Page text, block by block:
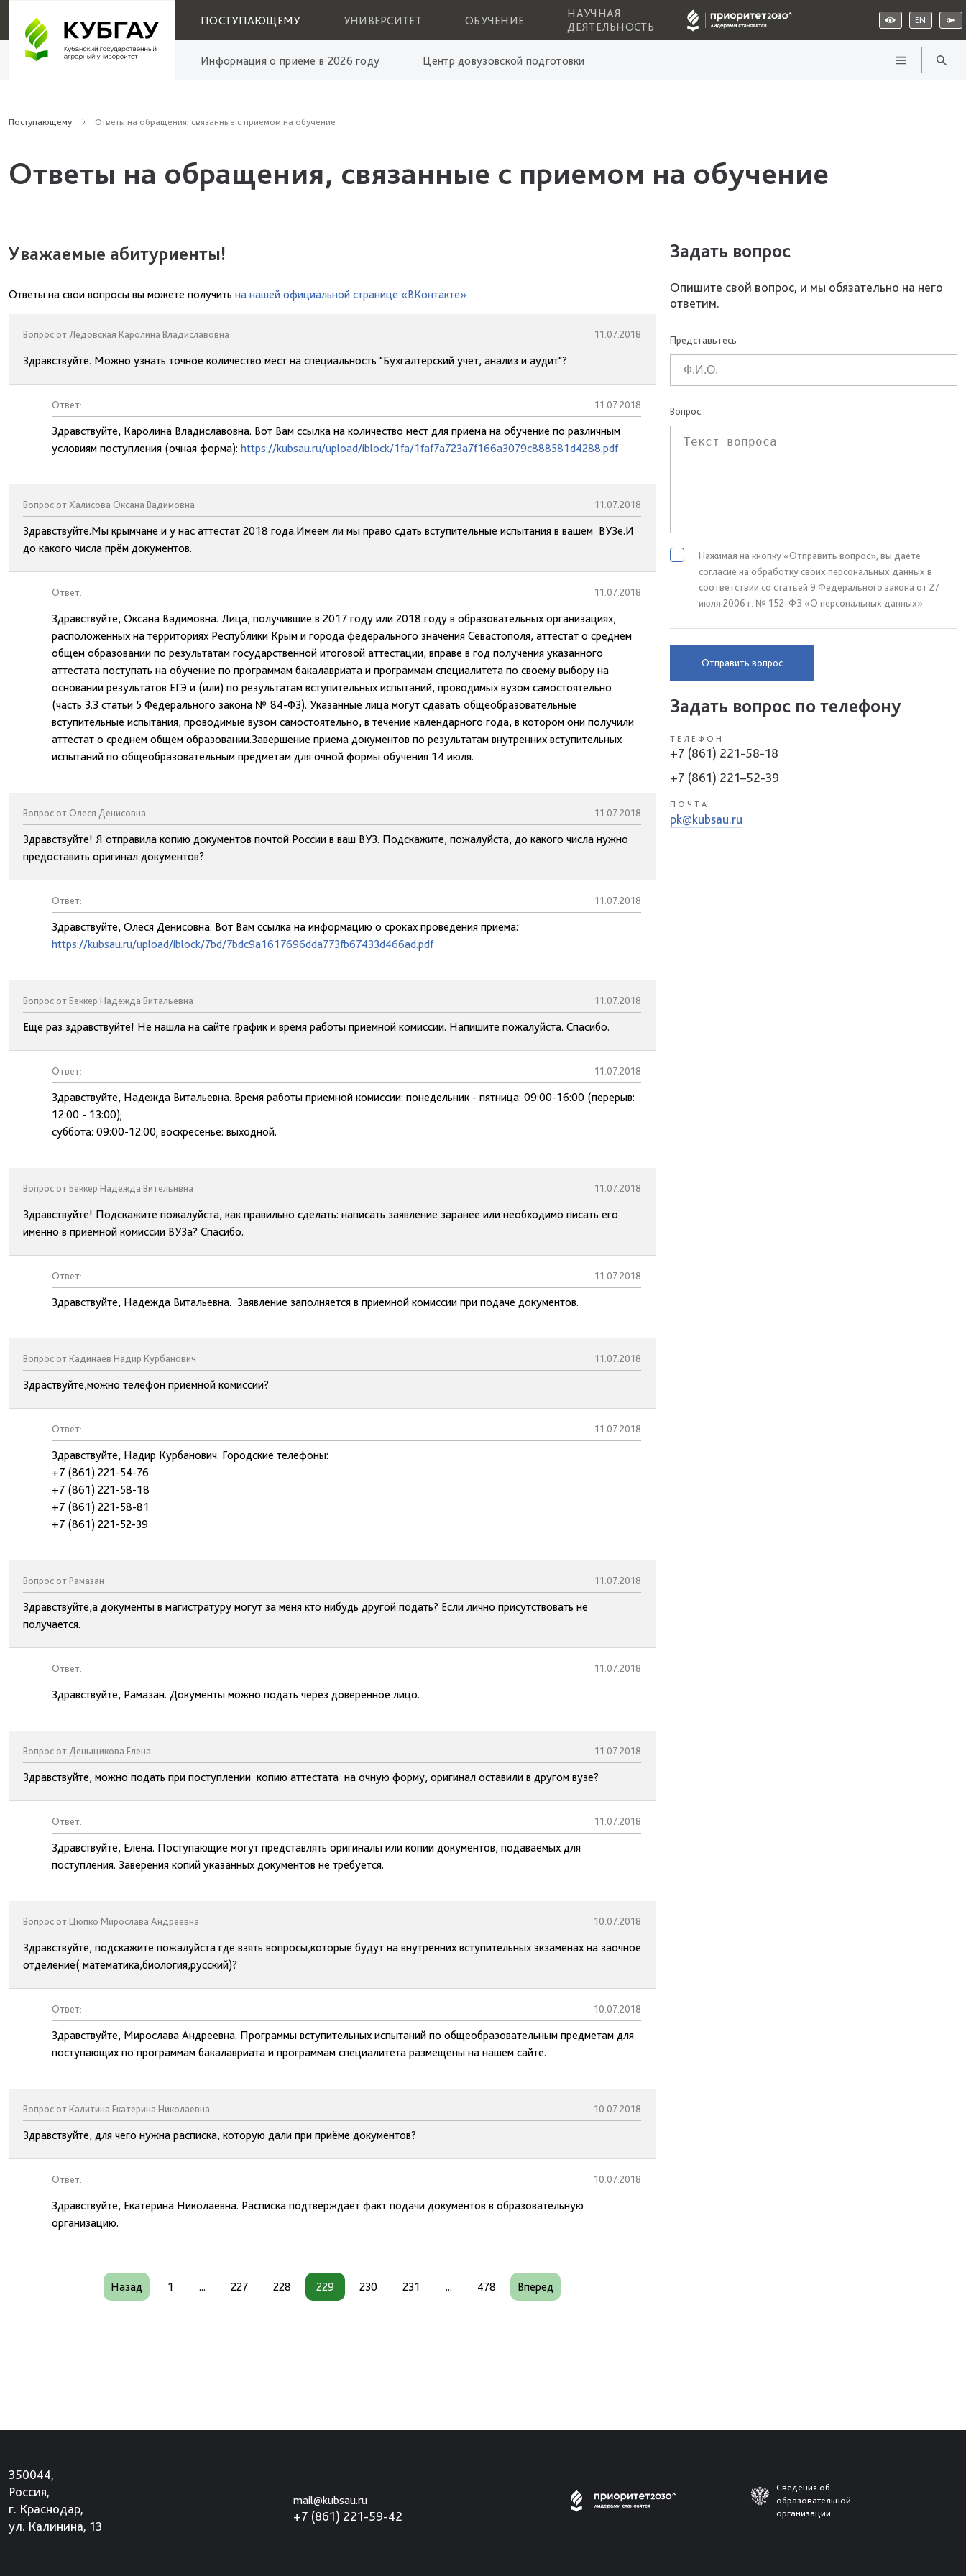
ПОСТУПАЮЩЕМУ УНИВЕРСИТЕТ ОБУЧЕНИЕ
НАУЧНАЯ
ДЕЯТЕЛЬНОСТЬ
EN
Информация о приеме в 2026 году Центр довузовской подготовки
Поступающему Ответы на обращения, связанные с приемом на обучение
Ответы на обращения, связанные с приемом на обучение
Уважаемые абитуриенты!
Ответы на свои вопросы вы можете получить на нашей официальной странице «ВКонтакте»
Вопрос от Ледовская Каролина Владиславовна 11.07.2018
Здравствуйте. Можно узнать точное количество мест на специальность "Бухгалтерский учет, анализ и аудит"?
Ответ: 11.07.2018
Здравствуйте, Каролина Владиславовна. Вот Вам ссылка на количество мест для приема на обучение по различным
условиям поступления (очная форма): https://kubsau.ru/upload/iblock/1fa/1faf7a723a7f166a3079c888581d4288.pdf
Вопрос от Халисова Оксана Вадимовна 11.07.2018
Здравствуйте.Мы крымчане и у нас аттестат 2018 года.Имеем ли мы право сдать вступительные испытания в вашем ВУЗе.И
до какого числа прём документов.
Ответ: 11.07.2018
Здравствуйте, Оксана Вадимовна. Лица, получившие в 2017 году или 2018 году в образовательных организациях,
расположенных на территориях Республики Крым и города федерального значения Севастополя, аттестат о среднем
общем образовании по результатам государственной итоговой аттестации, вправе в год получения указанного
аттестата поступать на обучение по программам бакалавриата и программам специалитета по своему выбору на
основании результатов ЕГЭ и (или) по результатам вступительных испытаний, проводимых вузом самостоятельно
(часть 3.3 статьи 5 Федерального закона № 84-ФЗ). Указанные лица могут сдавать общеобразовательные
вступительные испытания, проводимые вузом самостоятельно, в течение календарного года, в котором они получили
аттестат о среднем общем образовании.Завершение приема документов по результатам внутренних вступительных
испытаний по общеобразовательным предметам для очной формы обучения 14 июля.
Вопрос от Олеся Денисовна 11.07.2018
Здравствуйте! Я отправила копию документов почтой России в ваш ВУЗ. Подскажите, пожалуйста, до какого числа нужно
предоставить оригинал документов?
Ответ: 11.07.2018
Здравствуйте, Олеся Денисовна. Вот Вам ссылка на информацию о сроках проведения приема:
https://kubsau.ru/upload/iblock/7bd/7bdc9a1617696dda773fb67433d466ad.pdf
Вопрос от Беккер Надежда Витальевна 11.07.2018
Еще раз здравствуйте! Не нашла на сайте график и время работы приемной комиссии. Напишите пожалуйста. Спасибо.
Ответ: 11.07.2018
Здравствуйте, Надежда Витальевна. Время работы приемной комиссии: понедельник - пятница: 09:00-16:00 (перерыв:
12:00 - 13:00);
суббота: 09:00-12:00; воскресенье: выходной.
Вопрос от Беккер Надежда Вительнвна 11.07.2018
Здравствуйте! Подскажите пожалуйста, как правильно сделать: написать заявление заранее или необходимо писать его
именно в приемной комиссии ВУЗа? Спасибо.
Ответ: 11.07.2018
Здравствуйте, Надежда Витальевна. Заявление заполняется в приемной комиссии при подаче документов.
Вопрос от Кадинаев Надир Курбанович 11.07.2018
Здраствуйте,можно телефон приемной комиссии?
Ответ: 11.07.2018
Здравствуйте, Надир Курбанович. Городские телефоны:
+7 (861) 221-54-76
+7 (861) 221-58-18
+7 (861) 221-58-81
+7 (861) 221-52-39
Вопрос от Рамазан 11.07.2018
Здравствуйте,а документы в магистратуру могут за меня кто нибудь другой подать? Если лично присутствовать не
получается.
Ответ: 11.07.2018
Здравствуйте, Рамазан. Документы можно подать через доверенное лицо.
Вопрос от Деньщикова Елена 11.07.2018
Здравствуйте, можно подать при поступлении копию аттестата на очную форму, оригинал оставили в другом вузе?
Ответ: 11.07.2018
Здравствуйте, Елена. Поступающие могут представлять оригиналы или копии документов, подаваемых для
поступления. Заверения копий указанных документов не требуется.
Вопрос от Цюпко Мирослава Андреевна 10.07.2018
Здравствуйте, подскажите пожалуйста где взять вопросы,которые будут на внутренних вступительных экзаменах на заочное
отделение( математика,биология,русский)?
Ответ: 10.07.2018
Здравствуйте, Мирослава Андреевна. Программы вступительных испытаний по общеобразовательным предметам для
поступающих по программам бакалавриата и программам специалитета размещены на нашем сайте.
Вопрос от Калитина Екатерина Николаевна 10.07.2018
Здравствуйте, для чего нужна расписка, которую дали при приёме документов?
Ответ: 10.07.2018
Здравствуйте, Екатерина Николаевна. Расписка подтверждает факт подачи документов в образовательную
организацию.
Назад 1 ... 227 228 229 230 231 ... 478 Вперед
Задать вопрос
Опишите свой вопрос, и мы обязательно на него
ответим.
Представьтесь
Вопрос
Нажимая на кнопку «Отправить вопрос», вы даете
согласие на обработку своих персональных данных в
соответствии со статьей 9 Федерального закона от 27
июля 2006 г. № 152-ФЗ «О персональных данных»
Отправить вопрос
Задать вопрос по телефону
ТЕЛЕФОН
+7 (861) 221-58-18
+7 (861) 221–52-39
ПОЧТА
pk@kubsau.ru
350044,
Россия,
г. Краснодар,
ул. Калинина, 13
mail@kubsau.ru
+7 (861) 221-59-42
Сведения об
образовательной
организации